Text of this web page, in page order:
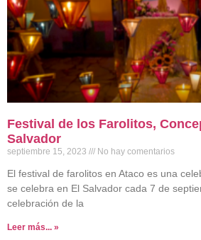
Festival de los Farolitos,
Salvador
septiembre 15, 2023 No hay comentarios
El festival de farolitos en Ataco es una
se celebra en El Salvador cada 7 de
celebración de la
Leer más... »